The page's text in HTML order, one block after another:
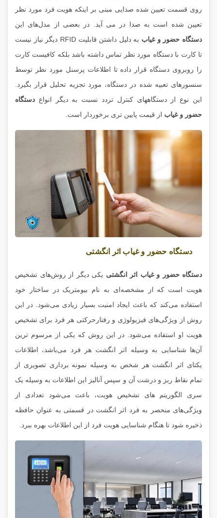
روی قسمت تعیین شده صدایی مبنی بر اینکه هویت فرد مورد نظر
تعیین شده است به صدا در می آید. در بعضی از مدل‌های این
دستگاه حضور و غیاب
به دلیل داشتن قابلیت RFID دیگر نیاز نیست
تا کارت با دستگاه مورد نظر تماس داشته باشد بلکه کافیست کارت
را روبروی دستگاه قرار داده تا اطلاعات پرسنل مورد نظر توسط
سنسور‌های تعبیه شده در دستگاه، مورد تجزیه تحلیل قرار بگیرد.
این نوع از دستگاههای کنترل تردد نسبت به دیگر انواع دستگاه
حضور و غیاب از قیمت پایین تری برخوردار است.
دستگاه حضور و غیاب اثر انگشتی
دستگاه حضور و غیاب اثر انگشتی یکی دیگر از روش‌های تشخیص
هویت است که از مشخصه‌ای به نام بیومتریک در ساختار خود
استفاده می‌کند که باعث ایجاد امنیت بسیار زیادی می‌شود. در این
روش از ویژگی‌های فیزیولوژی و رفتارحرکتی هر فرد برای تشخیص
هویت او استفاده می‌شود. در این روش که یکی از مرسوم ترین
آن‌ها شناسایی به وسیله اثر انگشت هر فرد می‌باشد، اطلاعات
یکتای اثر انگشت هر شخص به وسیله نمونه برداری تصویری از
تمام نقاط ریز و درشت آن و سپس آنالیز این اطلاعات به وسیله یک
سری الگوریتم های تشخیص هویت، باعث می‌شود تعدادی از
ویژگی‌های منحصر به فرد اثر انگشت در قسمتی به عنوان حافظه
ذخیره شود تا هنگام شناسایی هویت فرد از این اطلاعات بهره ببرد.